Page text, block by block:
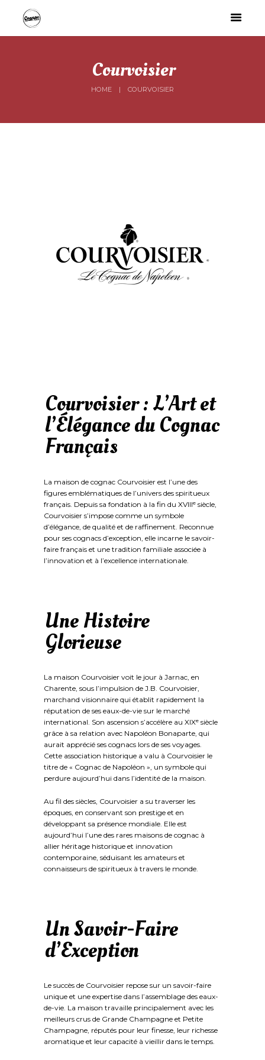
Courvoisier
HOME COURVOISIER
Courvoisier : L’Art et
l’Élégance du Cognac
Français
La maison de cognac Courvoisier est l’une des
figures emblématiques de l’univers des spiritueux
français. Depuis sa fondation à la fin du XVIIIᵉ siècle,
Courvoisier s’impose comme un symbole
d’élégance, de qualité et de raffinement. Reconnue
pour ses cognacs d’exception, elle incarne le savoir-
faire français et une tradition familiale associée à
l’innovation et à l’excellence internationale.
Une Histoire
Glorieuse
La maison Courvoisier voit le jour à Jarnac, en
Charente, sous l’impulsion de J.B. Courvoisier,
marchand visionnaire qui établit rapidement la
réputation de ses eaux-de-vie sur le marché
international. Son ascension s’accélère au XIXᵉ siècle
grâce à sa relation avec Napoléon Bonaparte, qui
aurait apprécié ses cognacs lors de ses voyages.
Cette association historique a valu à Courvoisier le
titre de « Cognac de Napoléon », un symbole qui
perdure aujourd’hui dans l’identité de la maison.
Au fil des siècles, Courvoisier a su traverser les
époques, en conservant son prestige et en
développant sa présence mondiale. Elle est
aujourd’hui l’une des rares maisons de cognac à
allier héritage historique et innovation
contemporaine, séduisant les amateurs et
connaisseurs de spiritueux à travers le monde.
Un Savoir-Faire
d’Exception
Le succès de Courvoisier repose sur un savoir-faire
unique et une expertise dans l’assemblage des eaux-
de-vie. La maison travaille principalement avec les
meilleurs crus de Grande Champagne et Petite
Champagne, réputés pour leur finesse, leur richesse
aromatique et leur capacité à vieillir dans le temps.